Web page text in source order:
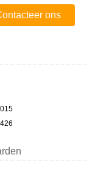
ons